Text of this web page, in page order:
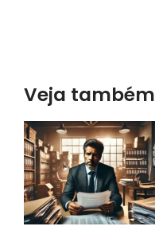
Veja também